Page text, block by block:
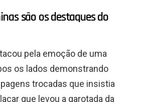
são os destaques do
pela emoção de uma
os lados demonstrando
trocadas que insistia
que levou a garotada da